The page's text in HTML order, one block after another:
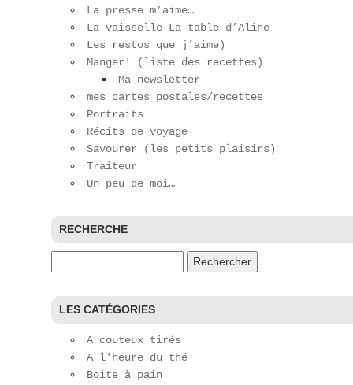
La presse m’aime…
La vaisselle La table d’Aline
Les restos que j’aime)
Manger! (liste des recettes)
Ma newsletter
mes cartes postales/recettes
Portraits
Récits de voyage
Savourer (les petits plaisirs)
Traiteur
Un peu de moi…
RECHERCHE
LES CATÉGORIES
A couteux tirés
A l'heure du thé
Boite à pain